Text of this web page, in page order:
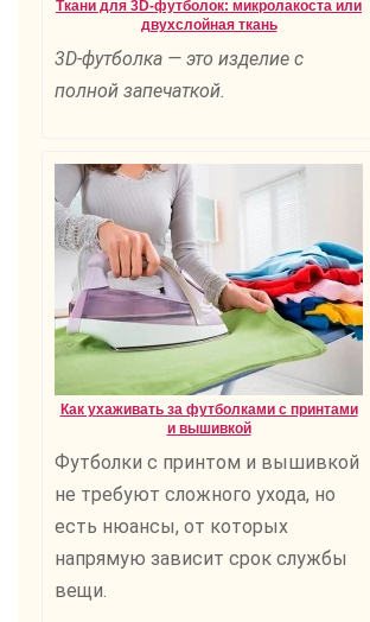
Ткани для 3D-футболок: микролакоста или
двухслойная ткань
3D-футболка — это изделие с
полной запечаткой.
Как ухаживать за футболками с принтами
и вышивкой
Футболки с принтом и вышивкой
не требуют сложного ухода, но
есть нюансы, от которых
напрямую зависит срок службы
вещи.